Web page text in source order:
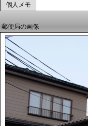
個人メモ
郵便局の画像